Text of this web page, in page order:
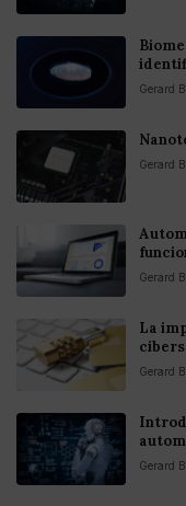
Gerard
Gerard
Gerard
La
Gerard
Gerard